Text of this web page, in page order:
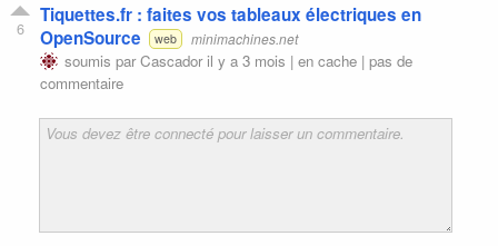
6
Tiquettes.fr : faites vos tableaux électriques en
OpenSource
web minimachines.net
soumis parCascadoril y a 3 mois | en cache | pas de
commentaire